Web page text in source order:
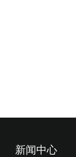
新闻中心